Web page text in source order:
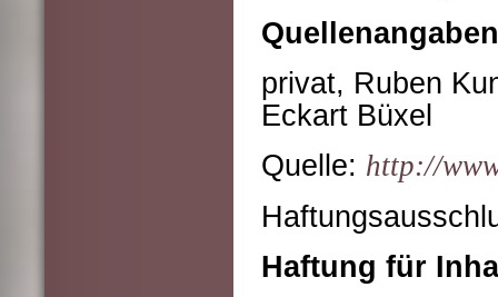
privat, Ruben
Eckart Büxel
Quelle: http://
Haftung für